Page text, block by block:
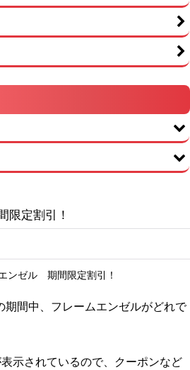
定割引！
間中、フレームエンゼルがどれで
示されているので、クーポンなど